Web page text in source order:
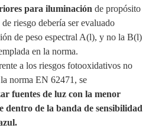
para iluminación de propósito
riesgo debería ser evaluado
de peso espectral A(l), y no la B(l)
en la norma.
a los riesgos fotooxidativos no
norma EN 62471, se
fuentes de luz con la menor
dentro de la banda de sensibilidad